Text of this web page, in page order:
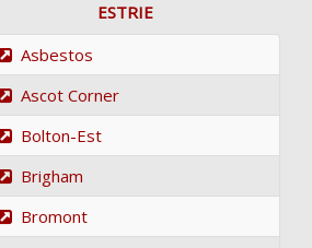
ESTRIE
Asbestos
Ascot Corner
Bolton-Est
Brigham
Bromont